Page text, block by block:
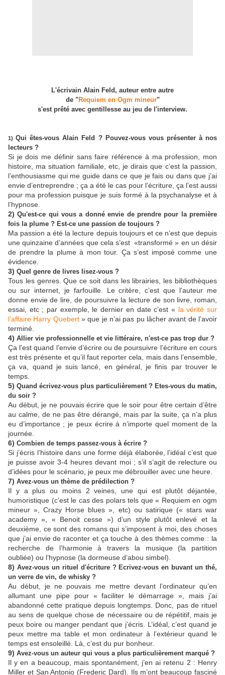
L'écrivain Alain Feld, auteur entre autre
de "Requiem en Ogm mineur"
s'est prêté avec gentillesse au jeu de l'interview.
1)Qui êtes-vous Alain Feld ? Pouvez-vous vous présenter à nos
lecteurs ?
Si je dois me définir sans faire référence à ma profession, mon
histoire, ma situation familiale, etc, je dirais que c’est la passion,
l’enthousiasme qui me guide dans ce que je fais ou dans que j’ai
envie d’entreprendre ; ça a été le cas pour l’écriture, ça l’est aussi
pour ma profession puisque je suis formé à la psychanalyse et à
l’hypnose.
2)Qu'est-ce qui vous a donné envie de prendre pour la première
fois la plume ? Est-ce une passion de toujours ?
Ma passion a été la lecture depuis toujours et ce n’est que depuis
une quinzaine d’années que cela s’est «transformé » en un désir
de prendre la plume à mon tour. Ça s’est imposé comme une
évidence.
3) Quel genre de livres lisez-vous ?
Tous les genres. Que ce soit dans les librairies, les bibliothèques
ou sur internet, je farfouille. Le critère, c’est que l’auteur me
donne envie de lire, de poursuivre la lecture de son livre, roman,
essai, etc ; par exemple, le dernier en date c’est « la vérité sur
l’affaire Harry Quebert» que je n’ai pas pu lâcher avant de l’avoir
terminé.
4) Allier vie professionnelle et vie littéraire, n'est-ce pas trop dur ?
Ça l’est quand l’envie d’écrire ou de poursuivre l’écriture en cours
est très présente et qu’il faut reporter cela, mais dans l’ensemble,
ça va, quand je suis lancé, en général, je finis par trouver le
temps.
5) Quand écrivez-vous plus particulièrement ? Etes-vous du matin,
du soir ?
Au début, je ne pouvais écrire que le soir pour être certain d’être
au calme, de ne pas être dérangé, mais par la suite, ça n’a plus
eu d’importance ; je peux écrire à n’importe quel moment de la
journée.
6) Combien de temps passez-vous à écrire ?
Si j’écris l’histoire dans une forme déjà élaborée, l’idéal c’est que
je puisse avoir 3-4 heures devant moi ; s’il s’agit de relecture ou
d’idées pour le scénario, je peux me débrouiller avec une heure.
7) Avez-vous un thème de prédilection ?
Il y a plus ou moins 2 veines, une qui est plutôt déjantée,
humoristique (c’est le cas des polars tels que « Requiem en ogm
mineur », Crazy Horse blues », etc) ou satirique (« stars war
academy », « Benoit cesse ») d’un style plutôt enlevé et la
deuxième, ce sont des romans qui s’imposent à moi, des choses
que j’ai envie de raconter et ça touche à des thèmes comme : la
recherche de l’harmonie à travers la musique (la partition
oubliée) ou l’hypnose (la dormeuse d’abou simbel).
8) Avez-vous un rituel d'écriture ? Ecrivez-vous en buvant un thé,
un verre de vin, de whisky ?
Au début, je ne pouvais me mettre devant l’ordinateur qu’en
allumant une pipe pour « faciliter le démarrage », mais j’ai
abandonné cette pratique depuis longtemps. Donc, pas de rituel
au sens de quelque chose de nécessaire ou de répétitif, mais je
peux boire ou manger pendant que j’écris. L’idéal, c’est quand je
peux mettre ma table et mon ordinateur à l’extérieur quand le
temps est ensoleillé. Là, c’est du pur bonheur.
9) Avez-vous un auteur qui vous a plus particulièrement marqué ?
Il y en a beaucoup, mais spontanément, j’en ai retenu 2 : Henry
Miller et San Antonio (Frederic Dard). Ils m’ont beaucoup fasciné